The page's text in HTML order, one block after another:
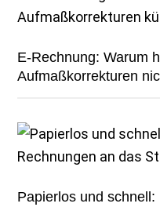
E-Rechnung: Warum
Aufmaßkorrekturen
Papierlos und